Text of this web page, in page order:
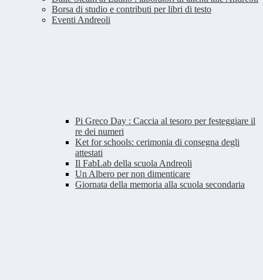
Borsa di studio e contributi per libri di testo
Eventi Andreoli
Pi Greco Day : Caccia al tesoro per festeggiare il
re dei numeri
Ket for schools: cerimonia di consegna degli
attestati
Il FabLab della scuola Andreoli
Un Albero per non dimenticare
Giornata della memoria alla scuola secondaria